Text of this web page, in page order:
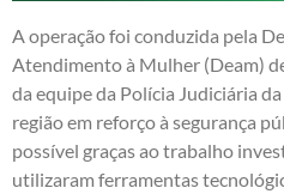
A operação foi conduzida pela
Atendimento à Mulher (Deam)
da equipe da Polícia Judiciária
região em reforço à segurança
possível graças ao trabalho
utilizaram ferramentas